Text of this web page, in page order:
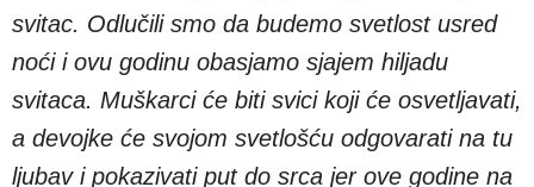
svitac. Odlučili smo da budemo svetlost usred
noći i ovu godinu obasjamo sjajem hiljadu
svitaca. Muškarci će biti svici koji će osvetljavati,
a devojke će svojom svetlošću odgovarati na tu
ljubav i pokazivati put do srca jer ove godine na